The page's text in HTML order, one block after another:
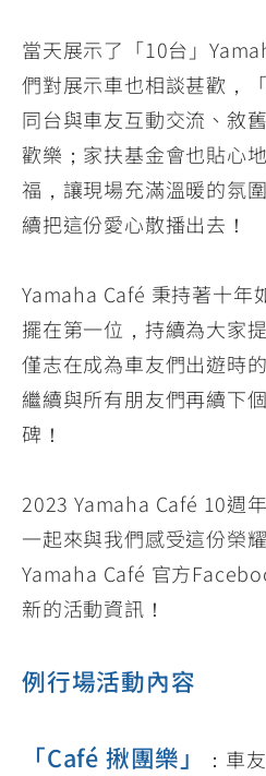
當天展示了「10台」
們對展示車也相談甚歡，
同台與車友互動交流、敘
歡樂；家扶基金會也貼心
福，讓現場充滿溫暖的氛
續把這份愛心散播出去！
Yamaha Café 秉持著十年
擺在第一位，持續為大家
僅志在成為車友們出遊時
繼續與所有朋友們再續下
碑！
2023 Yamaha Café 10週
一起來與我們感受這份榮
Yamaha Café 官方
新的活動資訊！
例行場活動內容
「Café 揪團樂」
：車